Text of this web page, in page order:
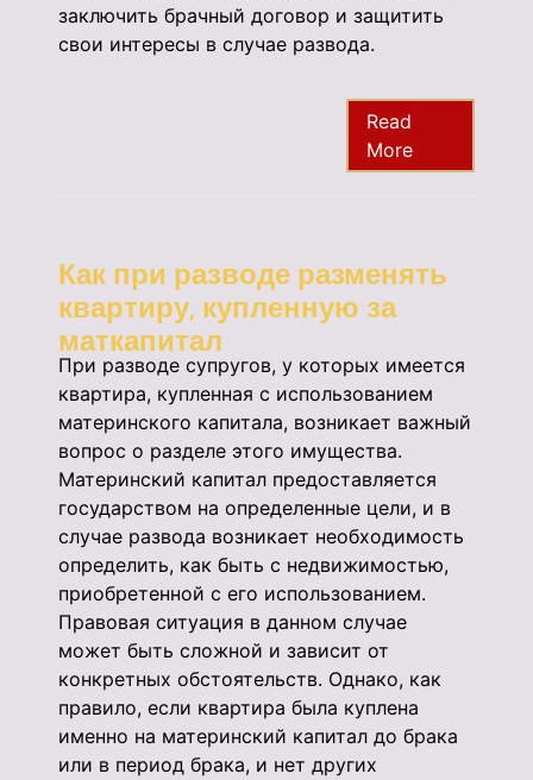
заключить брачный договор и защитить
свои интересы в случае развода.
Read
More
Как при разводе разменять
квартиру, купленную за
маткапитал
При разводе супругов, у которых имеется
квартира, купленная с использованием
материнского капитала, возникает важный
вопрос о разделе этого имущества.
Материнский капитал предоставляется
государством на определенные цели, и в
случае развода возникает необходимость
определить, как быть с недвижимостью,
приобретенной с его использованием.
Правовая ситуация в данном случае
может быть сложной и зависит от
конкретных обстоятельств. Однако, как
правило, если квартира была куплена
именно на материнский капитал до брака
или в период брака, и нет других